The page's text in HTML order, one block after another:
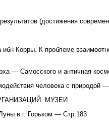
(достижения
Корры. К проблеме
— Самосского и античная
человека с природой
МУЗЕИ
в г. Горьком — Стр.183